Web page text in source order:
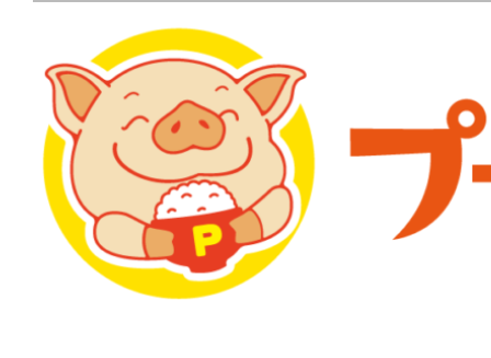
プーさんの満腹日記 |
豊中・箕面)のランチ＆
化してます。